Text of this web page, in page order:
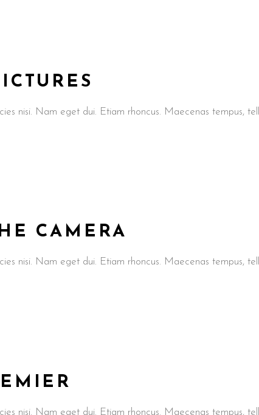
nisi. Nam eget dui. Etiam rhoncus. Maecenas tempus,
CAMERA
nisi. Nam eget dui. Etiam rhoncus. Maecenas tempus,
nisi. Nam eget dui. Etiam rhoncus. Maecenas tempus,